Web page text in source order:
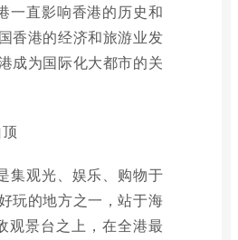
一直影响香港的历史和
香港的经济和旅游业发
成为国际化大都市的关
集观光、娱乐、购物于
玩的地方之一，站于海
观景台之上，在全港最